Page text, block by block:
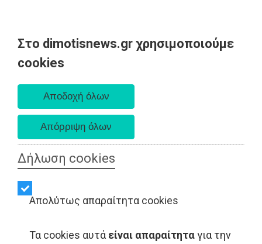
Στο dimotisnews.gr χρησιμοποιούμε
cookies
Δήλωση cookies
Απολύτως απαραίτητα cookies
Τα cookies αυτά είναι απαραίτηταγια την